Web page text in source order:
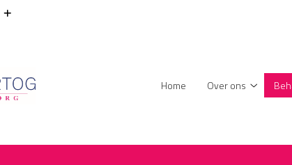
Tekst
Hoofdmenu Home
Over ons
Over